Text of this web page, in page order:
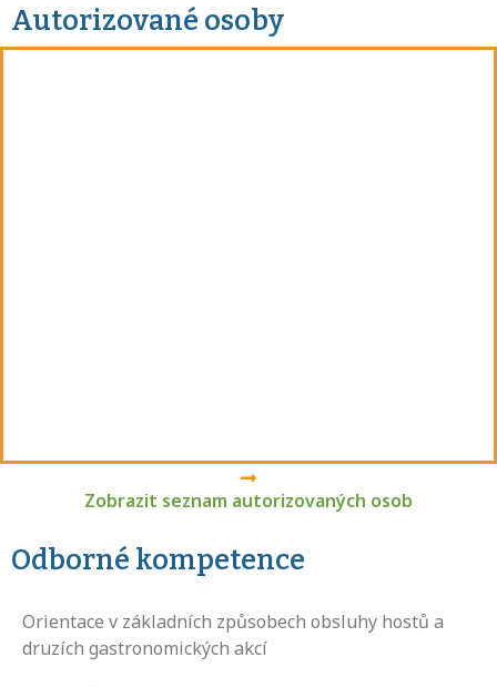
Autorizované osoby
Zobrazit seznam autorizovaných osob
Odborné kompetence
Orientace v základních způsobech obsluhy hostů a
druzích gastronomických akcí